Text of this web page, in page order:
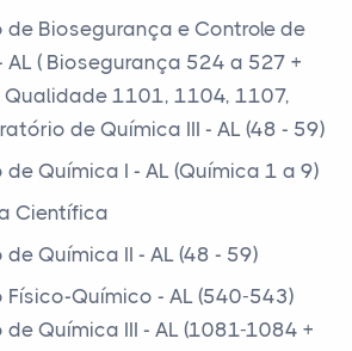
Biosegurança e Controle de
( Biosegurança 524 a 527 +
Qualidade 1101, 1104, 1107,
de Química III - AL (48 - 59)
Química I - AL (Química 1 a 9)
Científica
Química II - AL (48 - 59)
Químico - AL (540-543)
Química III - AL (1081-1084 +